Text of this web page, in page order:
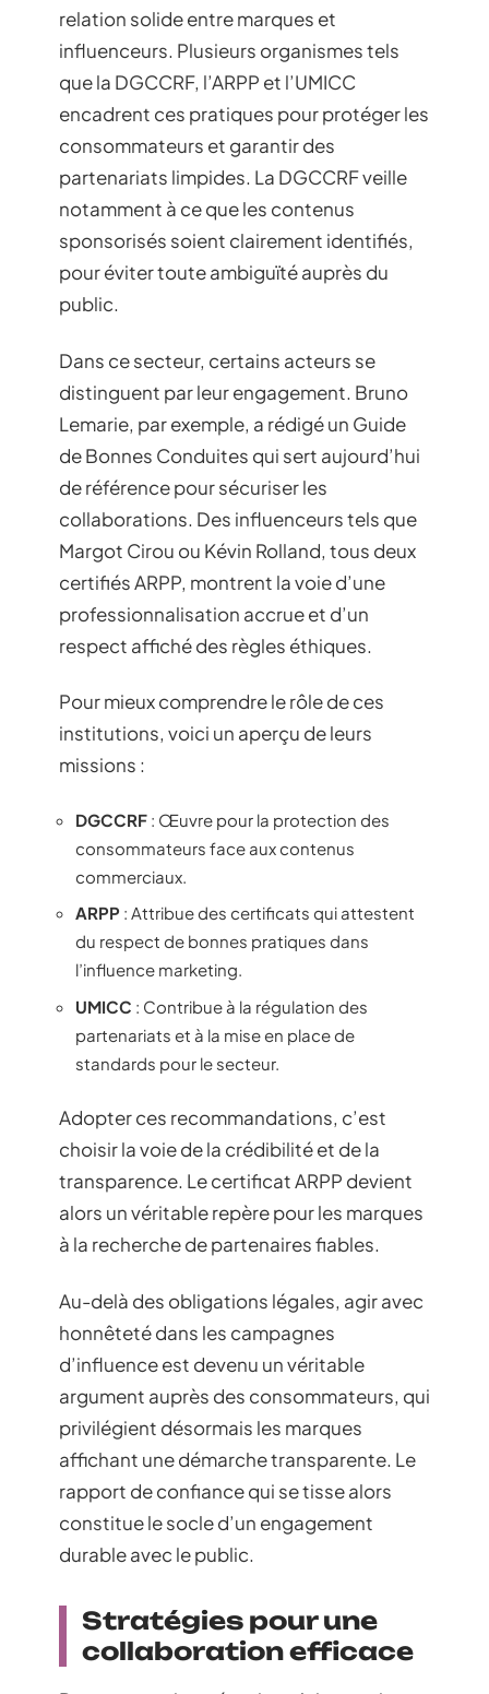
relation solide entre marques et
influenceurs. Plusieurs organismes tels
que la DGCCRF, l’ARPP et l’UMICC
encadrent ces pratiques pour protéger les
consommateurs et garantir des
partenariats limpides. La DGCCRF veille
notamment à ce que les contenus
sponsorisés soient clairement identifiés,
pour éviter toute ambiguïté auprès du
public.
Dans ce secteur, certains acteurs se
distinguent par leur engagement. Bruno
Lemarie, par exemple, a rédigé un Guide
de Bonnes Conduites qui sert aujourd’hui
de référence pour sécuriser les
collaborations. Des influenceurs tels que
Margot Cirou ou Kévin Rolland, tous deux
certifiés ARPP, montrent la voie d’une
professionnalisation accrue et d’un
respect affiché des règles éthiques.
Pour mieux comprendre le rôle de ces
institutions, voici un aperçu de leurs
missions :
DGCCRF : Œuvre pour la protection des
consommateurs face aux contenus
commerciaux.
ARPP : Attribue des certificats qui attestent
du respect de bonnes pratiques dans
l’influence marketing.
UMICC : Contribue à la régulation des
partenariats et à la mise en place de
standards pour le secteur.
Adopter ces recommandations, c’est
choisir la voie de la crédibilité et de la
transparence. Le certificat ARPP devient
alors un véritable repère pour les marques
à la recherche de partenaires fiables.
Au-delà des obligations légales, agir avec
honnêteté dans les campagnes
d’influence est devenu un véritable
argument auprès des consommateurs, qui
privilégient désormais les marques
affichant une démarche transparente. Le
rapport de confiance qui se tisse alors
constitue le socle d’un engagement
durable avec le public.
Stratégies pour une
collaboration efficace